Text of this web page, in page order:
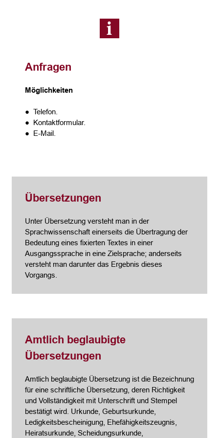
Anfragen
Möglichkeiten
● Telefon.
● Kontaktformular.
● E-Mail.
Übersetzungen
Unter Übersetzung versteht man in der
Sprachwissenschaft einerseits die Übertragung der
Bedeutung eines fixierten Textes in einer
Ausgangssprache in eine Zielsprache; anderseits
versteht man darunter das Ergebnis dieses
Vorgangs.
Amtlich beglaubigte
Übersetzungen
Amtlich beglaubigte Übersetzung ist die Bezeichnung
für eine schriftliche Übersetzung, deren Richtigkeit
und Vollständigkeit mit Unterschrift und Stempel
bestätigt wird. Urkunde, Geburtsurkunde,
Ledigkeitsbescheinigung, Ehefähigkeitszeugnis,
Heiratsurkunde, Scheidungsurkunde,